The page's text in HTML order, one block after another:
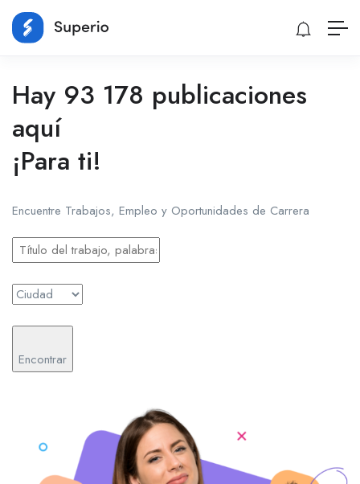
Hay 93 178 publicaciones
aquí
¡Para ti!
Encuentre Trabajos, Empleo y Oportunidades de Carrera
Encontrar